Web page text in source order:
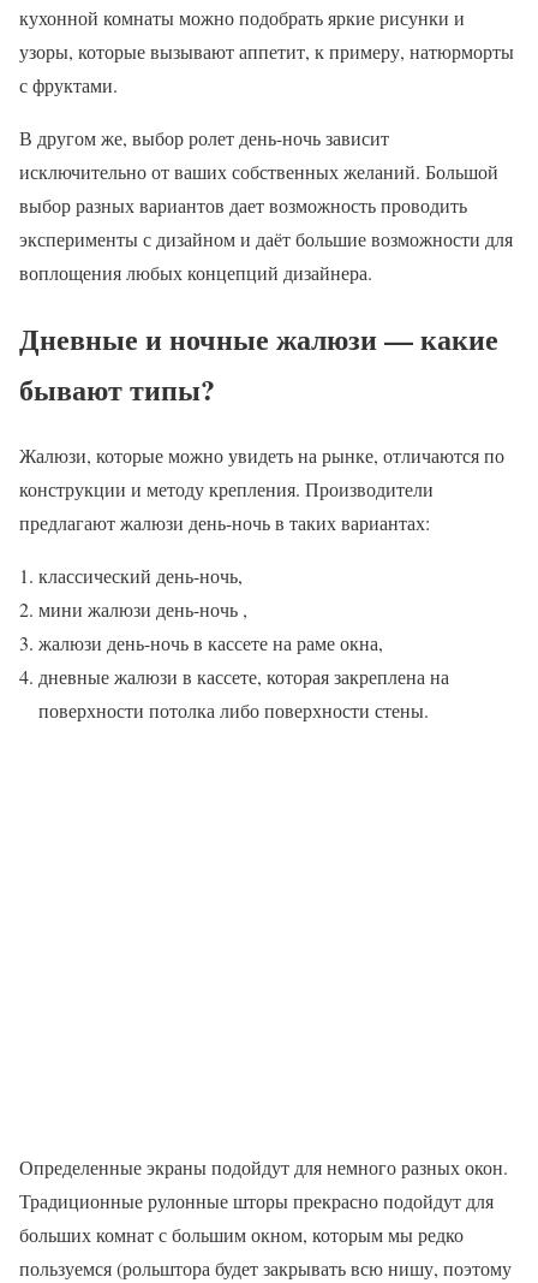
кухонной комнаты можно подобрать яркие рисунки и
узоры, которые вызывают аппетит, к примеру, натюрморты
с фруктами.
В другом же, выбор ролет день-ночь зависит
исключительно от ваших собственных желаний. Большой
выбор разных вариантов дает возможность проводить
эксперименты с дизайном и даёт большие возможности для
воплощения любых концепций дизайнера.
Дневные и ночные жалюзи — какие
бывают типы?
Жалюзи, которые можно увидеть на рынке, отличаются по
конструкции и методу крепления. Производители
предлагают жалюзи день-ночь в таких вариантах:
классический день-ночь,
мини жалюзи день-ночь ,
жалюзи день-ночь в кассете на раме окна,
дневные жалюзи в кассете, которая закреплена на
поверхности потолка либо поверхности стены.
Определенные экраны подойдут для немного разных окон.
Традиционные рулонные шторы прекрасно подойдут для
больших комнат с большим окном, которым мы редко
пользуемся (рольштора будет закрывать всю нишу, поэтому